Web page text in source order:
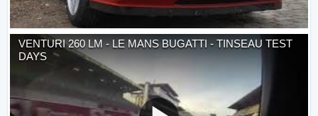
VENTURI 260 LM - LE MANS BUGATTI - TINSEAU TEST
DAYS